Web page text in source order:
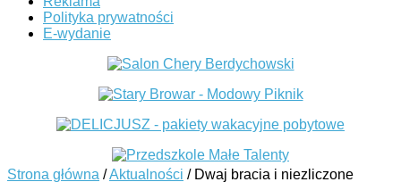
Polityka prywatności
E-wydanie
Strona główna /Aktualności / Dwaj bracia i niezliczone